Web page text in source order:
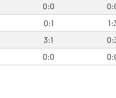
0:0
0:1
3:1
0:0